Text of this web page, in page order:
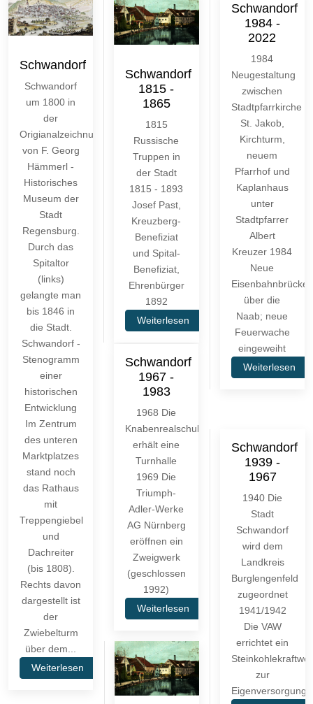
Schwandorf
Schwandorf
um 1800 in
der
Origianalzeichnung
von F. Georg
Hämmerl -
Historisches
Museum der
Stadt
Regensburg.
Durch das
Spitaltor
(links)
gelangte man
bis 1846 in
die Stadt.
Schwandorf -
Stenogramm
einer
historischen
Entwicklung
Im Zentrum
des unteren
Marktplatzes
stand noch
das Rathaus
mit
Treppengiebel
und
Dachreiter
(bis 1808).
Rechts davon
dargestellt ist
der
Zwiebelturm
über dem...
Weiterlesen
Schwandorf
1815 -
1865
1815
Russische
Truppen in
der Stadt
1815 - 1893
Josef Past,
Kreuzberg-
Benefiziat
und Spital-
Benefiziat,
Ehrenbürger
1892
Weiterlesen
Schwandorf
1984 -
2022
1984
Neugestaltung
zwischen
Stadtpfarrkirche
St. Jakob,
Kirchturm,
neuem
Pfarrhof und
Kaplanhaus
unter
Stadtpfarrer
Albert
Kreuzer 1984
Neue
Eisenbahnbrücke
über die
Naab; neue
Feuerwache
eingeweiht
Weiterlesen
Schwandorf
1967 -
1983
1968 Die
Knabenrealschule
erhält eine
Turnhalle
1969 Die
Triumph-
Adler-Werke
AG Nürnberg
eröffnen ein
Zweigwerk
(geschlossen
1992)
Weiterlesen
Schwandorf
1939 -
1967
1940 Die
Stadt
Schwandorf
wird dem
Landkreis
Burglengenfeld
zugeordnet
1941/1942
Die VAW
errichtet ein
zur
Eigenversorgung